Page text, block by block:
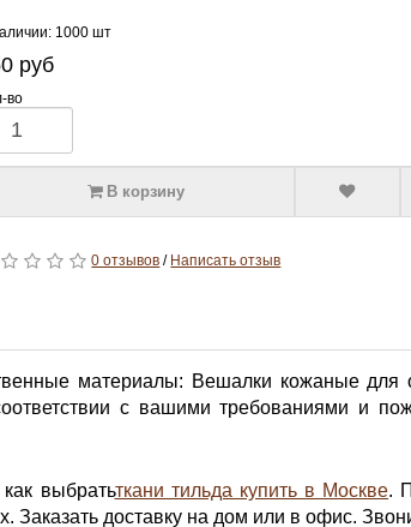
1000 шт
руб
во
В корзину
0 отзывов / Написать отзыв
материалы: Вешалки кожаные
с вашими требованиями и
выбратьткани тильда купить в Москве.
доставку на дом или в офис.